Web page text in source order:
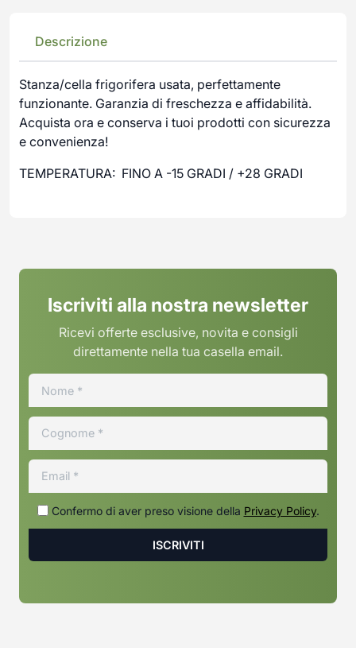
Descrizione
Stanza/cella frigorifera usata, perfettamente
funzionante. Garanzia di freschezza e affidabilità.
Acquista ora e conserva i tuoi prodotti con sicurezza
e convenienza!
TEMPERATURA: FINO A -15 GRADI / +28 GRADI
Iscriviti alla nostra newsletter
Ricevi offerte esclusive, novita e consigli
direttamente nella tua casella email.
Confermo di aver preso visione della Privacy Policy.